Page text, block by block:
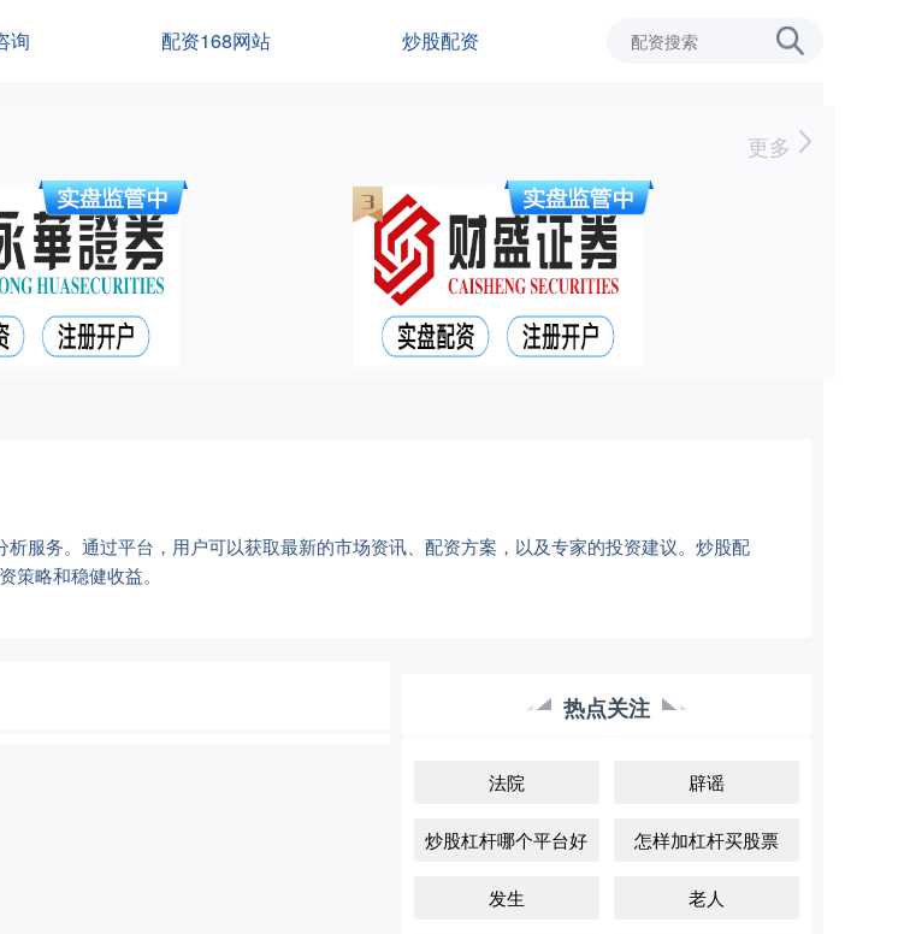
询 配资168网站 炒股配资
更多
服务。通过平台，用户可以获取最新的市场资讯、配资方案，以及专家的投资建议。炒股配
略和稳健收益。
热点关注
法院 辟谣
炒股杠杆哪个平台好 怎样加杠杆买股票
发生 老人